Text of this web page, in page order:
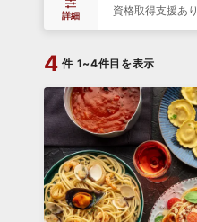
詳細 資格取得支援あり
4 件 1~4件目を表示